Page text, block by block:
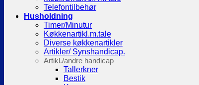
Telefontilbehør
Husholdning
Timer/Minutur
Køkkenartikl.m.tale
Diverse køkkenartikler
Artikler/ Synshandicap.
Artikl./andre handicap
Tallerkner
Bestik